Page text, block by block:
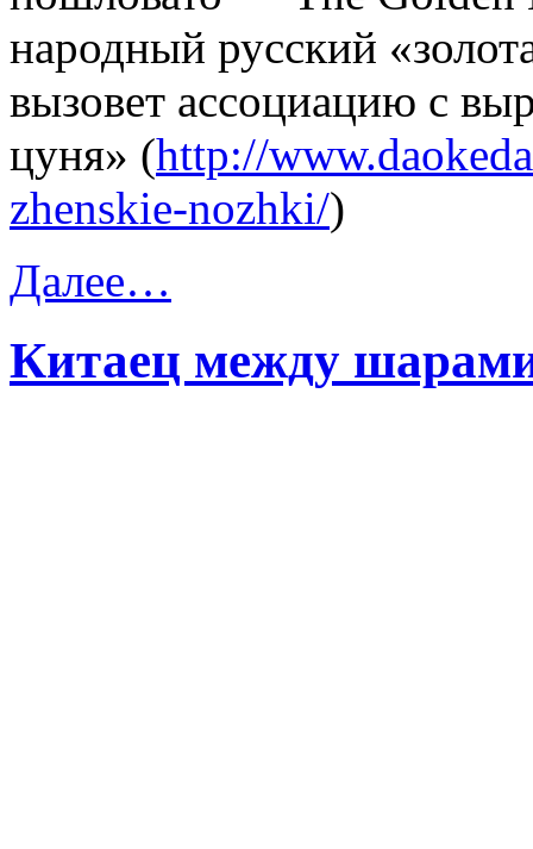
народный русский
вызовет ассоциацию с
цуня» (http://
zhenskie-nozhki/)
Далее…
Китаец между